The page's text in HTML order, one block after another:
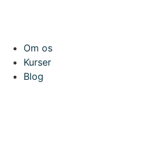
Om os
Kurser
Blog